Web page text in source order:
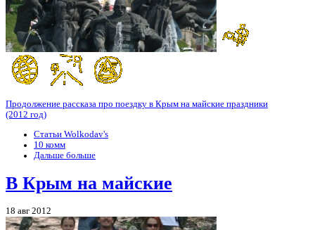
Продолжение рассказа про поездку в Крым на майские праздники
(2012 год)
Статьи Wolkodav's
10 комм
Дальше больше
В Крым на майские
18 авг 2012